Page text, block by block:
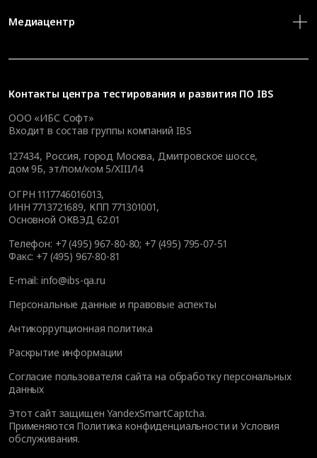
Контакты центра тестирования и развития ПО IBS
ООО «ИБС Софт»
Входит в состав группы компаний IBS
127434, Россия, город Москва, Дмитровское шоссе,
дом 9Б, эт/пом/ком 5/XIII/14
ОГРН 1117746016013,
ИНН 7713721689, КПП 771301001,
Основной ОКВЭД 62.01
Телефон: +7 (495) 967-80-80; +7 (495) 795-07-51
Факс: +7 (495) 967-80-81
E-mail: info@ibs-qa.ru
Персональные данные и правовые аспекты
Антикоррупционная политика
Раскрытие информации
Согласие пользователя сайта на обработку персональных
данных
Этот сайт защищен YandexSmartCaptcha.
Применяются Политика конфиденциальности иУсловия
обслуживания.
Медиацентр